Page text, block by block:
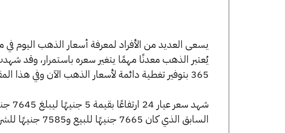
يُعتبر الذهب معدنًا مهمًا يتغير سعره باستمرار، وقد
365 بتوفير تغطية دائمة لأسعار الذهب الآن وفي هذا المقال، سنتعرف على كافة أسعار الأعيرة.
السابق الذي كان 7665 جنيهًا للبيع و7585 جنيهًا للشراء.